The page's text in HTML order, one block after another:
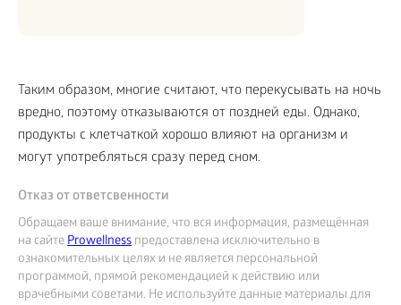
Таким образом, многие считают, что перекусывать на ночь
вредно, поэтому отказываются от поздней еды. Однако,
продукты с клетчаткой хорошо влияют на организм и
могут употребляться сразу перед сном.
Отказ от ответсвенности
Обращаем ваше внимание, что вся информация, размещённая
на сайтеProwellness предоставлена исключительно в
ознакомительных целях и не является персональной
программой, прямой рекомендацией к действию или
врачебными советами. Не используйте данные материалы для